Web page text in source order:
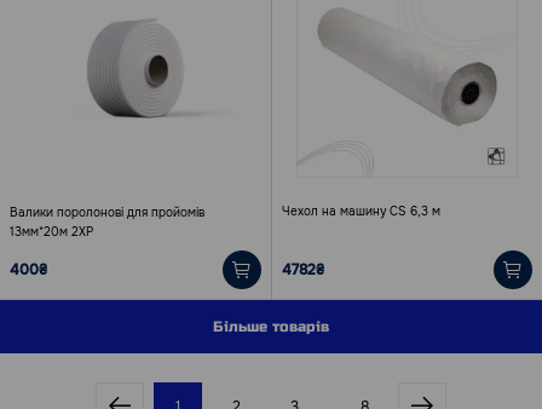
Валики поролонові для пройомів
13мм*20м 2ХР
400₴
Чехол на машину CS 6,3 м
4782₴
Більше товарів